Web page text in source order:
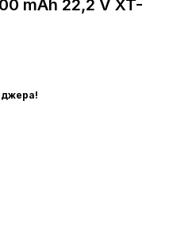
mAh 22,2 V XT-